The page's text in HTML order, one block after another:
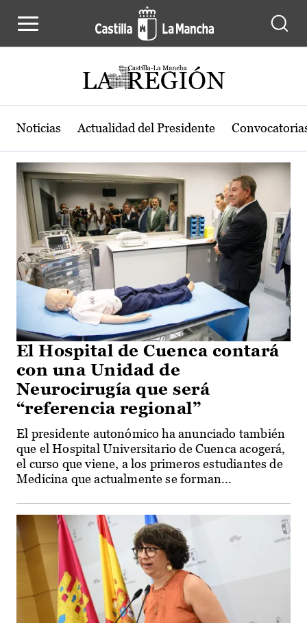
Actualidad de la región de Castilla-
Noticias Actualidad del Presidente
El Hospital de Cuenca contará
con una Unidad de
Neurocirugía que será
“referencia regional”
El presidente autonómico ha anunciado también
que el Hospital Universitario de Cuenca acogerá,
el curso que viene, a los primeros estudiantes de
Medicina que actualmente se forman...